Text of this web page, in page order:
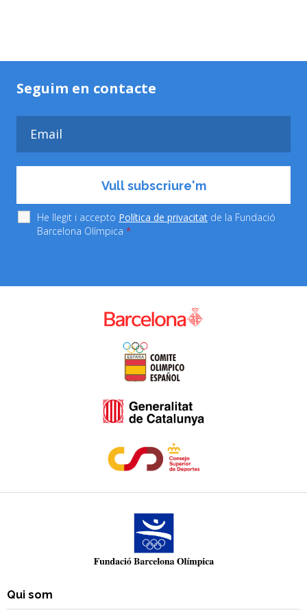
Seguim en contacte
He llegit i accepto Política de privacitat de la Fundació
Barcelona Olímpica *
Qui som